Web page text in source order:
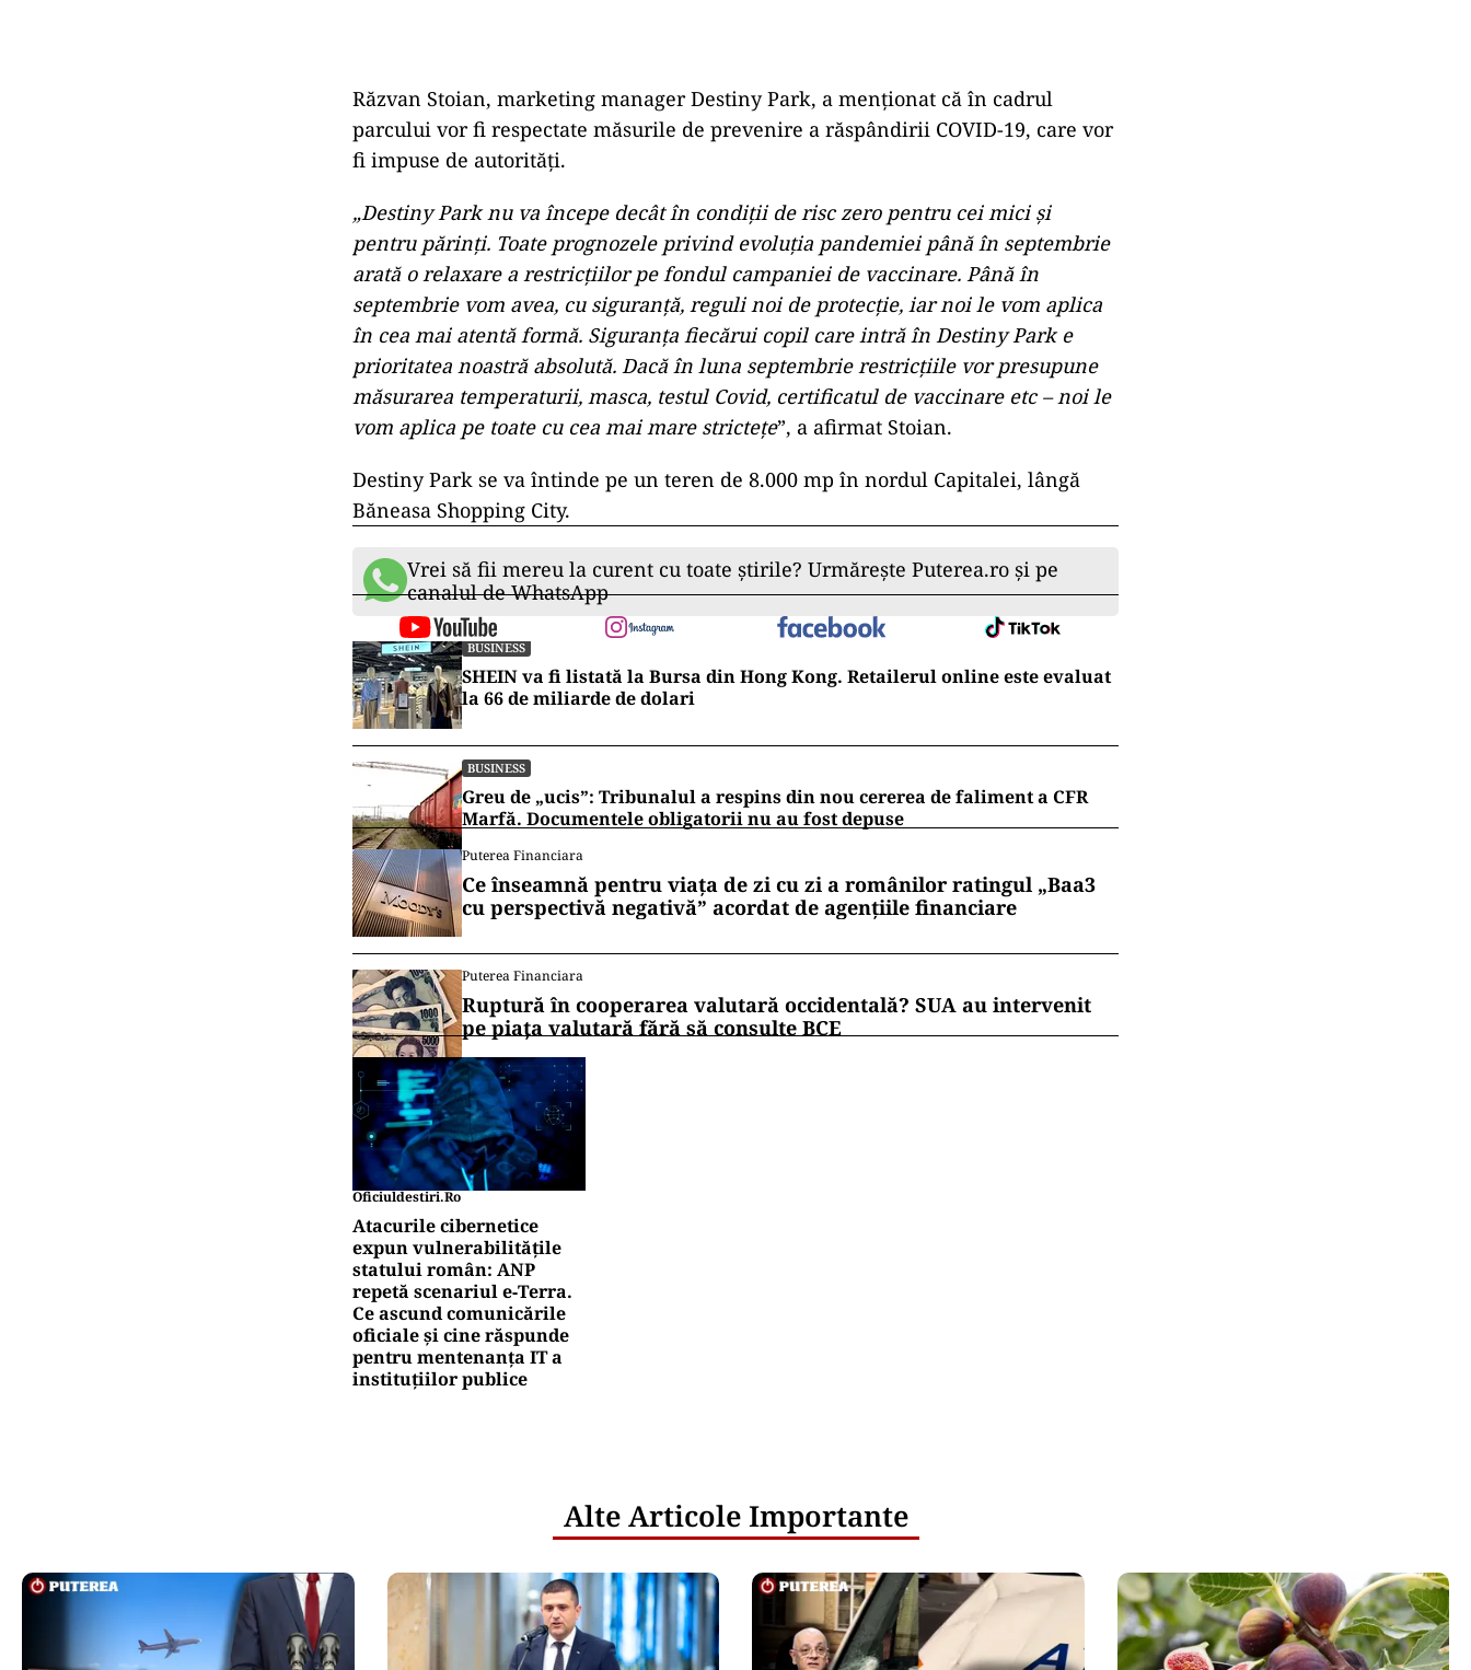
Răzvan Stoian, marketing manager Destiny Park, a menţionat că în cadrul
parcului vor fi respectate măsurile de prevenire a răspândirii COVID-19, care vor
fi impuse de autorităţi.
„Destiny Park nu va începe decât în condiţii de risc zero pentru cei mici şi
pentru părinţi. Toate prognozele privind evoluţia pandemiei până în septembrie
arată o relaxare a restricţiilor pe fondul campaniei de vaccinare. Până în
septembrie vom avea, cu siguranţă, reguli noi de protecţie, iar noi le vom aplica
în cea mai atentă formă. Siguranţa fiecărui copil care intră în Destiny Park e
prioritatea noastră absolută. Dacă în luna septembrie restricţiile vor presupune
măsurarea temperaturii, masca, testul Covid, certificatul de vaccinare etc – noi le
vom aplica pe toate cu cea mai mare stricteţe”, a afirmat Stoian.
Destiny Park se va întinde pe un teren de 8.000 mp în nordul Capitalei, lângă
Băneasa Shopping City.
Vrei să fii mereu la curent cu toate știrile? Urmărește Puterea.ro și pe
canalul de WhatsApp
BUSINESS
SHEIN va fi listată la Bursa din Hong Kong. Retailerul online este evaluat
la 66 de miliarde de dolari
BUSINESS
Greu de „ucis”: Tribunalul a respins din nou cererea de faliment a CFR
Marfă. Documentele obligatorii nu au fost depuse
Puterea Financiara
Ce înseamnă pentru viața de zi cu zi a românilor ratingul „Baa3
cu perspectivă negativă” acordat de agențiile financiare
Puterea Financiara
Ruptură în cooperarea valutară occidentală? SUA au intervenit
pe piața valutară fără să consulte BCE
Oficiuldestiri.ro
Atacurile cibernetice
expun vulnerabilitățile
statului român: ANP
repetă scenariul e‑Terra.
Ce ascund comunicările
oficiale și cine răspunde
pentru mentenanța IT a
instituțiilor publice
Alte Articole Importante